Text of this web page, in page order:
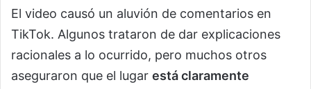
El video causó un aluvión de comentarios en
TikTok. Algunos trataron de dar explicaciones
racionales a lo ocurrido, pero muchos otros
aseguraron que el lugar está claramente